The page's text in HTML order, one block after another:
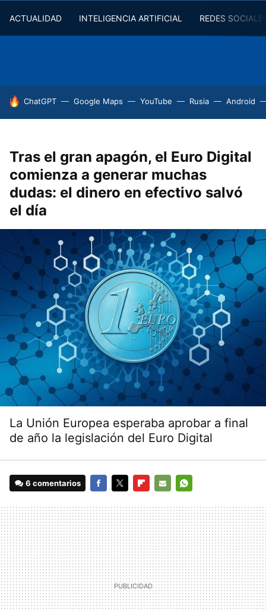
ACTUALIDAD INTELIGENCIA ARTIFICIAL REDES
HOY SE HABLA DE
ChatGPT Google Maps YouTube Rusia Android
Tras el gran apagón, el Euro Digital
comienza a generar muchas
dudas: el dinero en efectivo salvó
el día
La Unión Europea esperaba aprobar a final
de año la legislación del Euro Digital
6 comentarios
MAIL